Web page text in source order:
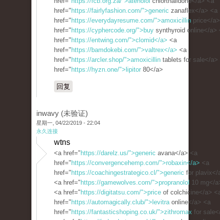
href=" https://fairlyfashion.com/">generic zanaflex</a> <a
href=" https://everydayresume.com/">amoxicillin price</
href=" https://cyphercode.org/">buy synthyroid online</a>
href=" https://entwing.com/">clomid</a> <a
href=" https://bamdokebi.com/">valtrex</a> <a
href=" https://arcler.shop/">amoxicillin tablets for sale</a>
href=" https://hyzn.one/">lipitor 80</a>
回复
inwavy (未验证)
星期一, 04/22/2019 - 22:04
永久连接
wtns
<a href=" https://darelz.us/">generic avana</a> <a
href=" https://convergencehemp.com/">robaxin</a> <a
href=" https://coachingestrategico.cl/">generic for plavix</
<a href=" https://gamewolves.com/">propranolol 10 mg</
<a href=" https://digitatsu.com/">price of colchicine</a>
href=" https://automagically.club/">levitraonline</a> <a
href=" https://fantasticshoping.co.uk/">zithromax for